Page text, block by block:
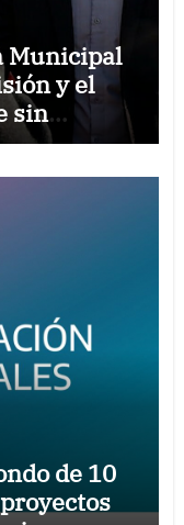
Municipal
y el
sin
de 10